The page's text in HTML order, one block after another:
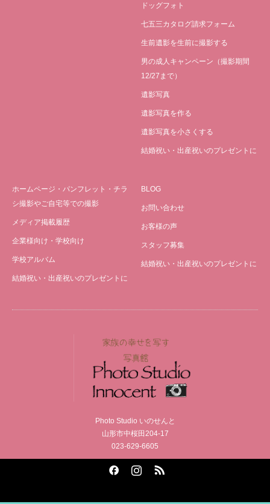
ドッグフォト
七五三カタログ請求フォーム
生前遺影を生前に撮影する
男の成人キャンペーン（撮影期間
12/27まで）
遺影写真
遺影写真を作る
遺影写真を小さくする
結婚祝い・出産祝いのプレゼントに
ホームページ・パンフレット・チラ
シ撮影やご自宅等での撮影
メディア掲載履歴
企業様向け・学校向け
学校アルバム
結婚祝い・出産祝いのプレゼントに
BLOG
お問い合わせ
お客様の声
スタッフ募集
結婚祝い・出産祝いのプレゼントに
Photo Studio いのせんと
山形市中桜田204-17
023-629-6605